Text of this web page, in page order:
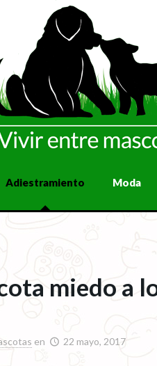
Adiestramiento Moda
miedo a
en 22 mayo, 2017